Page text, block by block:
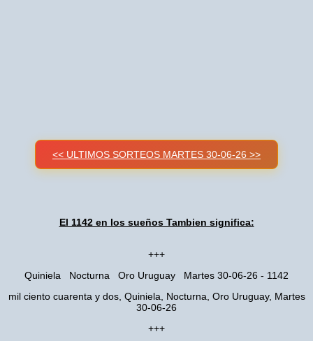
<< ULTIMOS SORTEOS MARTES 30-06-26 >>
El 1142 en los sueños Tambien significa:
+++
Quiniela Nocturna Oro Uruguay Martes 30-06-26 - 1142
mil ciento cuarenta y dos, Quiniela, Nocturna, Oro Uruguay, Martes
30-06-26
+++